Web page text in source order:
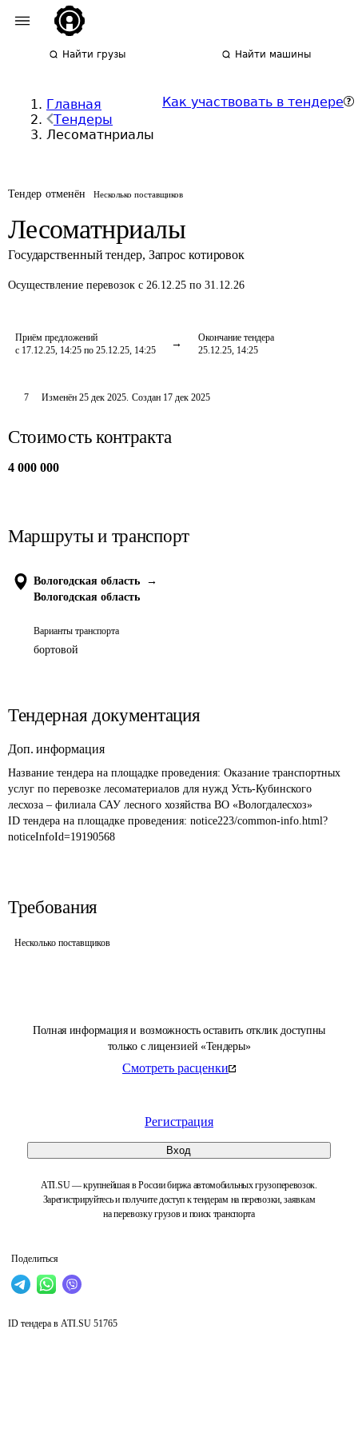
Найти грузы Найти машины
Главная
Тендеры
Лесоматнриалы
Как участвовать в тендере
Тендер отменён Несколько поставщиков
Лесоматнриалы
Государственный тендер, Запрос котировок
Осуществление перевозок с 26.12.25 по 31.12.26
Приём предложений
с 17.12.25, 14:25 по 25.12.25, 14:25
Окончание тендера
25.12.25, 14:25
Полная информация и возможность оставить отклик доступны
только с лицензией «Тендеры»
Смотреть расценки
Регистрация
Вход
ATI.SU — крупнейшая в России биржа автомобильных грузоперевозок.
Зарегистрируйтесь и получите доступ к тендерам на перевозки, заявкам
на перевозку грузов и поиск транспорта
Поделиться
7 Изменён 25 дек 2025. Создан 17 дек 2025
Стоимость контракта
4 000 000
Маршруты и транспорт
Вологодская область
→
Вологодская область
Варианты транспорта
бортовой
Тендерная документация
Доп. информация
Название тендера на площадке проведения: Оказание транспортных
услуг по перевозке лесоматериалов для нужд Усть-Кубинского
лесхоза – филиала САУ лесного хозяйства ВО «Вологдалесхоз»
ID тендера на площадке проведения: notice223/common-info.html?
noticeInfoId=19190568
Требования
Несколько поставщиков
ID тендера в ATI.SU 51765